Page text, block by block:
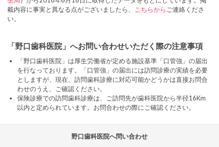
載内容に事実と異なる点がございましたら、
こちらから ご連絡くださ
い。
「野口歯科医院」へお問い合わせいただく際の注意事項
「野口歯科医院」は厚生労働省が定める施設基準「口管強」の届出
を行なっております。「口管強」の届出には訪問診療の実績を必要
としますが、現在、訪問歯科診療に対応可能かどうかは直接お問合
わせのうえ、ご確認ください。
保険診療での訪問歯科診療は、ご訪問先が歯科医院から半径16Km
以内と定められています。お問合わせの際にご確認ください。
野口歯科医院へ問い合わせ